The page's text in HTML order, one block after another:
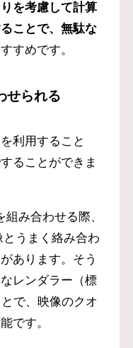
を考慮して計算
ことで、無駄な
すめです。
せられる
利用すること
することができま
み合わせる際、
うまく絡み合わ
あります。そう
レンダラー（標
で、映像のクオ
です。